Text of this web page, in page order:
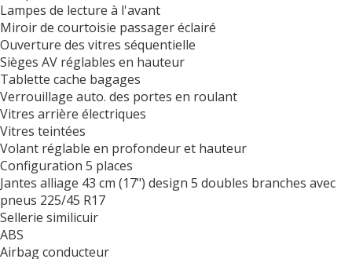
Lampes de lecture à l'avant
Miroir de courtoisie passager éclairé
Ouverture des vitres séquentielle
Sièges AV réglables en hauteur
Tablette cache bagages
Verrouillage auto. des portes en roulant
Vitres arrière électriques
Vitres teintées
Volant réglable en profondeur et hauteur
Configuration 5 places
Jantes alliage 43 cm (17") design 5 doubles branches avec
pneus 225/45 R17
Sellerie similicuir
ABS
Airbag conducteur